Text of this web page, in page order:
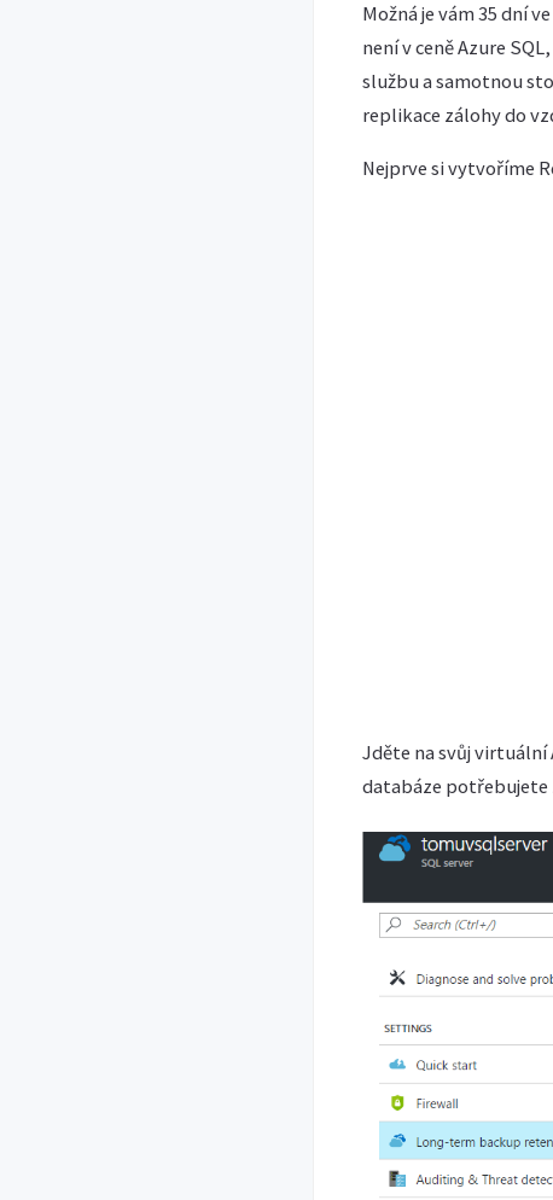
Možná je vám 35 dní
není v ceně Azure
službu a samotnou
replikace zálohy do
Nejprve si vytvoříme
Jděte na svůj
databáze